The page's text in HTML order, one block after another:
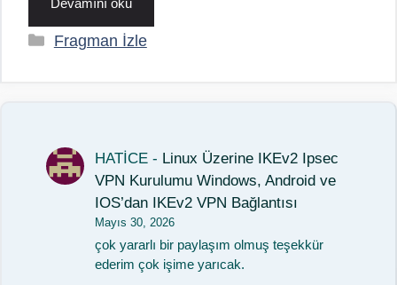
Kategoriler
Fragman İzle
HATİCE - Linux Üzerine IKEv2 Ipsec
VPN Kurulumu Windows, Android ve
IOS’dan IKEv2 VPN Bağlantısı
Mayıs 30, 2026
çok yararlı bir paylaşım olmuş teşekkür
ederim çok işime yarıcak.